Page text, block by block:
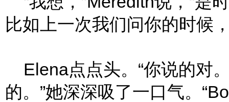
比如上一次我们问你的时候
Elena点点头。“你说的对
的。”她深深吸了一口气。